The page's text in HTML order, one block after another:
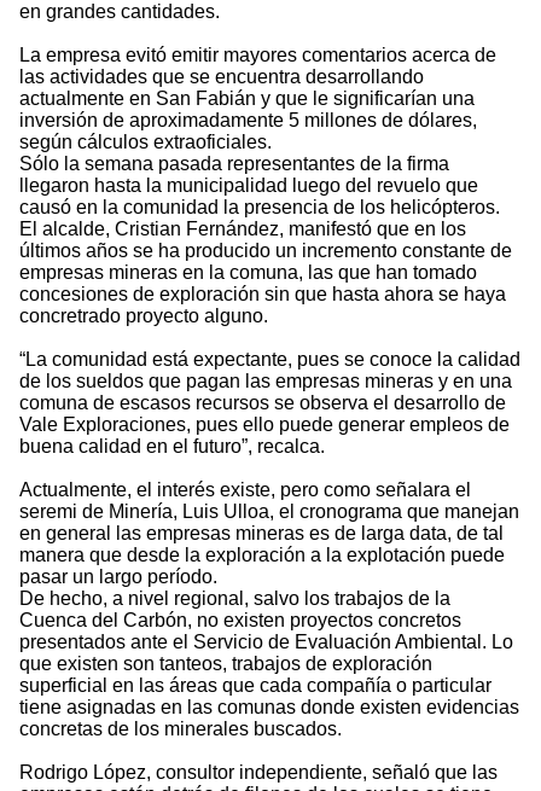
en grandes cantidades.
La empresa evitó emitir mayores comentarios acerca de
las actividades que se encuentra desarrollando
actualmente en San Fabián y que le significarían una
inversión de aproximadamente 5 millones de dólares,
según cálculos extraoficiales.
Sólo la semana pasada representantes de la firma
llegaron hasta la municipalidad luego del revuelo que
causó en la comunidad la presencia de los helicópteros.
El alcalde, Cristian Fernández, manifestó que en los
últimos años se ha producido un incremento constante de
empresas mineras en la comuna, las que han tomado
concesiones de exploración sin que hasta ahora se haya
concretrado proyecto alguno.
“La comunidad está expectante, pues se conoce la calidad
de los sueldos que pagan las empresas mineras y en una
comuna de escasos recursos se observa el desarrollo de
Vale Exploraciones, pues ello puede generar empleos de
buena calidad en el futuro”, recalca.
Actualmente, el interés existe, pero como señalara el
seremi de Minería, Luis Ulloa, el cronograma que manejan
en general las empresas mineras es de larga data, de tal
manera que desde la exploración a la explotación puede
pasar un largo período.
De hecho, a nivel regional, salvo los trabajos de la
Cuenca del Carbón, no existen proyectos concretos
presentados ante el Servicio de Evaluación Ambiental. Lo
que existen son tanteos, trabajos de exploración
superficial en las áreas que cada compañía o particular
tiene asignadas en las comunas donde existen evidencias
concretas de los minerales buscados.
Rodrigo López, consultor independiente, señaló que las